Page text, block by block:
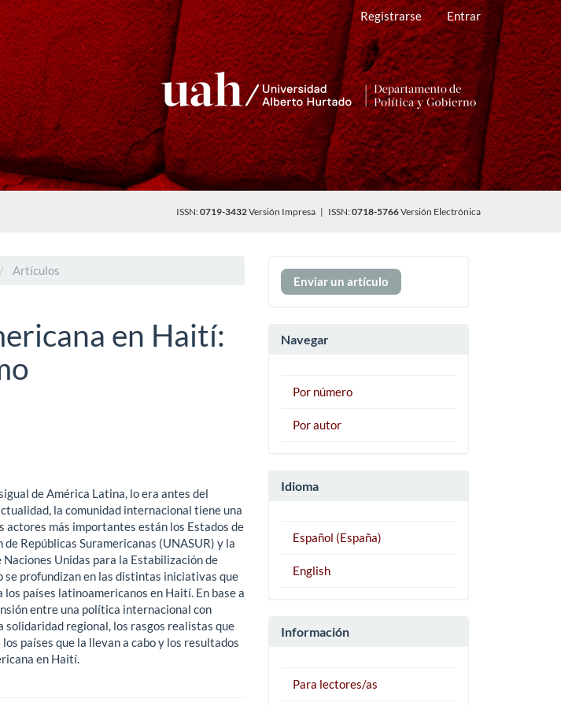
Registrarse Entrar
ISSN:0719-3432Versión Impresa | ISSN:0718-5766Versión Electrónica
Artículos
en Haití:
de América Latina, lo era antes del
la comunidad internacional tiene una
más importantes están los Estados de
Repúblicas Suramericanas (UNASUR) y la
Unidas para la Estabilización de
profundizan en las distintas iniciativas que
países latinoamericanos en Haití. En base a
entre una política internacional con
regional, los rasgos realistas que
países que la llevan a cabo y los resultados
en Haití.
Enviar
un
Enviar un artículo
Navegar
Por número
Por autor
Idioma
Español (España)
English
Información
Para lectores/as